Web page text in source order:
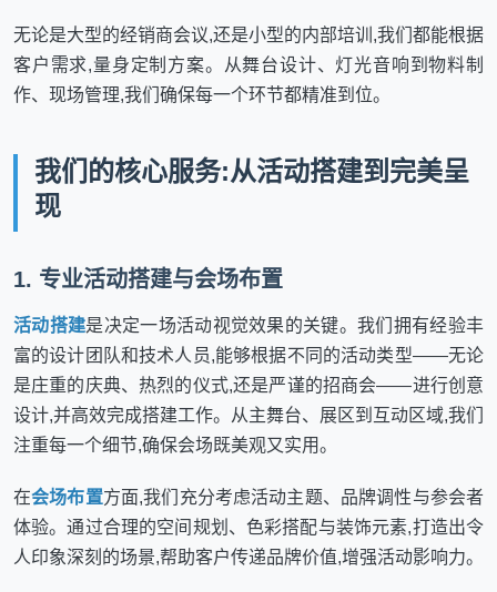
无论是大型的经销商会议,还是小型的内部培训,我们都能根据
客户需求,量身定制方案。从舞台设计、灯光音响到物料制
作、现场管理,我们确保每一个环节都精准到位。
我们的核心服务:从活动搭建到完美呈
现
1. 专业活动搭建与会场布置
活动搭建是决定一场活动视觉效果的关键。我们拥有经验丰
富的设计团队和技术人员,能够根据不同的活动类型——无论
是庄重的庆典、热烈的仪式,还是严谨的招商会——进行创意
设计,并高效完成搭建工作。从主舞台、展区到互动区域,我们
注重每一个细节,确保会场既美观又实用。
在会场布置方面,我们充分考虑活动主题、品牌调性与参会者
体验。通过合理的空间规划、色彩搭配与装饰元素,打造出令
人印象深刻的场景,帮助客户传递品牌价值,增强活动影响力。